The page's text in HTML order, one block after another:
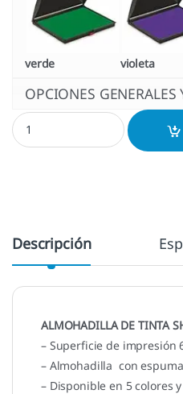
verde violeta
OPCIONES GENERALES
Tampón S1 - 65x45 mm. cantidad
Descripción
ALMOHADILLA DE TINTA
– Superficie de impresión
– Almohadilla con
– Disponible en 5 colores